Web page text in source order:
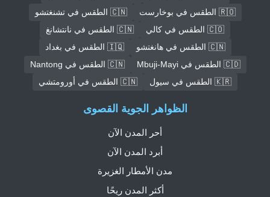
🇷🇴 الطقس في بوخارست
🇨🇳 الطقس في تشنغتشو
🇨🇴 الطقس في كالي
🇨🇳 الطقس في نانتشانغ
🇨🇳 الطقس في هانغتشو
🇮🇶 الطقس في بغداد
🇨🇩 الطقس في Mbuji-Mayi
🇨🇳 الطقس في Nantong
🇰🇷 الطقس في سيول
🇨🇳 الطقس في أورومتشي
الظواهر الجوية القصوى
أحر المدن الآن
أبرد المدن الآن
مدن الأمطار الغزيرة
أكثر المدن ريحًا